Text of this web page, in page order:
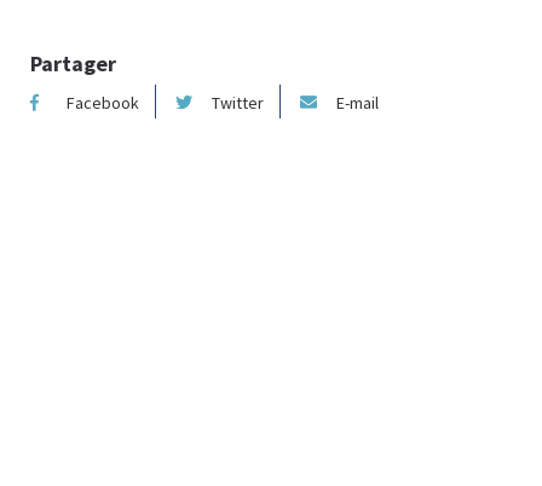
Partager
Facebook Twitter E-mail